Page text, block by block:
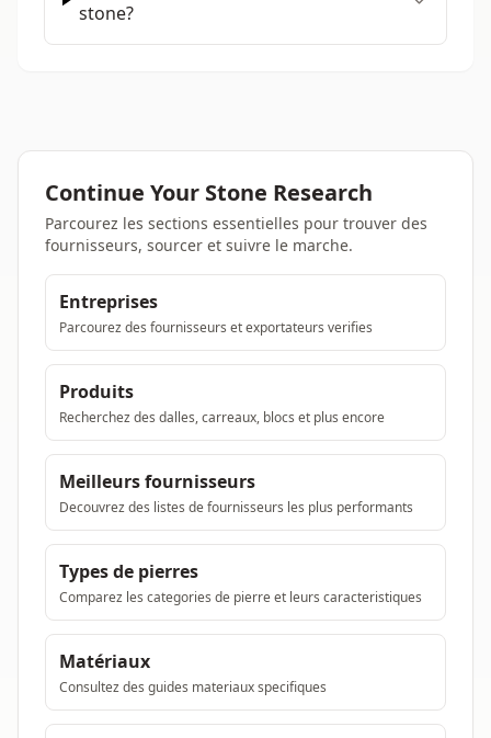
stone?
Continue Your Stone Research
Parcourez les sections essentielles pour trouver des
fournisseurs, sourcer et suivre le marche.
Entreprises
Parcourez des fournisseurs et exportateurs verifies
Produits
Recherchez des dalles, carreaux, blocs et plus encore
Meilleurs fournisseurs
Decouvrez des listes de fournisseurs les plus performants
Types de pierres
Comparez les categories de pierre et leurs caracteristiques
Matériaux
Consultez des guides materiaux specifiques